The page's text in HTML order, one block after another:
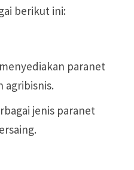
berikut ini:
paranet
agribisnis.
jenis paranet